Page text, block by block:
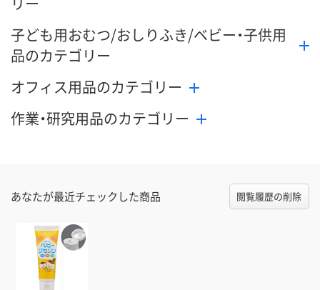
子ども用おむつ/おしりふき/ベビー・子供用
品のカテゴリー
オフィス用品のカテゴリー
作業・研究用品のカテゴリー
あなたが最近チェックした商品 閲覧履歴の削除